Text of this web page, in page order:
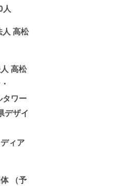
人
人 ⾼松
⾼松
タワー
デザイ
ィア
（予